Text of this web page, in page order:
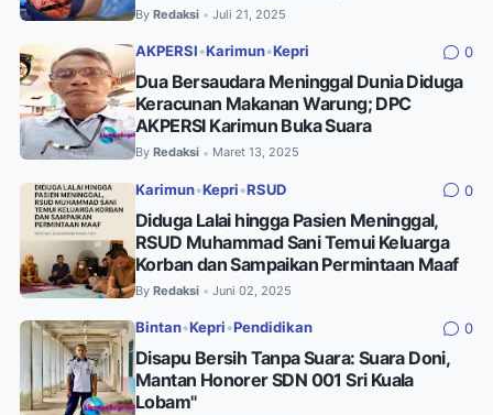
By Redaksi • Juli 21, 2025
AKPERSI •Karimun•Kepri 0
Dua Bersaudara Meninggal Dunia Diduga
Keracunan Makanan Warung; DPC
AKPERSI Karimun Buka Suara
By Redaksi • Maret 13, 2025
Karimun•Kepri •RSUD 0
Diduga Lalai hingga Pasien Meninggal,
RSUD Muhammad Sani Temui Keluarga
Korban dan Sampaikan Permintaan Maaf
By Redaksi • Juni 02, 2025
Bintan•Kepri •Pendidikan 0
Disapu Bersih Tanpa Suara: Suara Doni,
Mantan Honorer SDN 001 Sri Kuala
Lobam"